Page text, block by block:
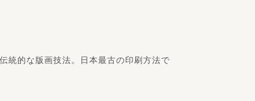
統的な版画技法。日本最古の印刷方法で